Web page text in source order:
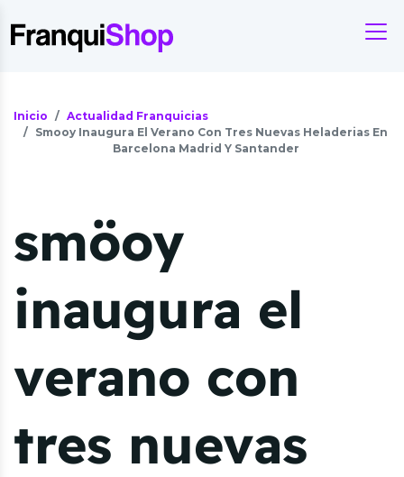
Inicio
Actualidad Franquicias
Smooy Inaugura El Verano Con Tres Nuevas Heladerias En
Barcelona Madrid Y Santander
smöoy
inaugura el
verano con
tres nuevas